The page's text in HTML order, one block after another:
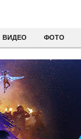
ВИДЕО ФОТО